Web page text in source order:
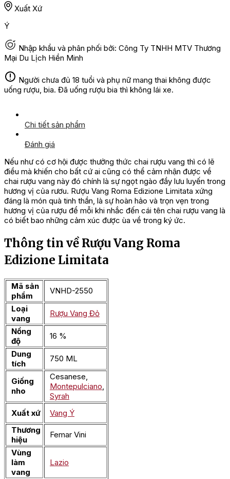
Xuất Xứ
Ý
Nhập khẩu và phân phối bởi: Công Ty TNHH MTV Thương
Mại Du Lịch Hiền Minh
Người chưa đủ 18 tuổi và phụ nữ mang thai không được
uống rượu, bia. Đã uống rượu bia thì không lái xe.
Chi tiết sản phẩm
Đánh giá
Nếu như có cơ hội được thưởng thức chai rượu vang thì có lẽ
điều mà khiến cho bất cứ ai cũng có thể cảm nhận được về
chai rượu vang này đó chính là sự ngọt ngào đầy lưu luyến trong
hương vị của rươu. Rượu Vang Roma Edizione Limitata xứng
đáng là món quà tinh thần, là sự hoàn hảo và trọn vẹn trong
hương vị của rượu để mỗi khi nhắc đến cái tên chai rượu vang là
có biết bao những cảm xúc được ùa về trong ký ức.
Thông tin về Rượu Vang Roma
Edizione Limitata
Mã sản
phẩm
VNHD-2550
Loại
vang
Rượu Vang Đỏ
Nồng
độ
16 %
Dung
tích
750 ML
Giống
nho
Cesanese,
Montepulciano
Syrah
Xuất xứ
Vang Ý
Thương
hiệu
Femar Vini
Vùng
làm
vang
Lazio